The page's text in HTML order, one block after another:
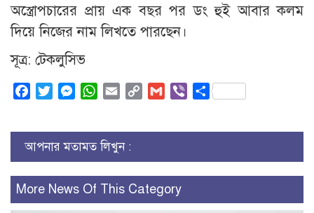
অস্ত্রোপচারের প্রায় এক বছর পর ডং হুই আবার কলম
দিয়ে নিজের নাম লিখতে পারছেন।
সূত্র: টেকলুসিভ
FacebookTwitterMessenger
WhatsApp
Email
Copy
Gmail ViberShare
আপনার মতামত লিখুন :
More News Of This Category